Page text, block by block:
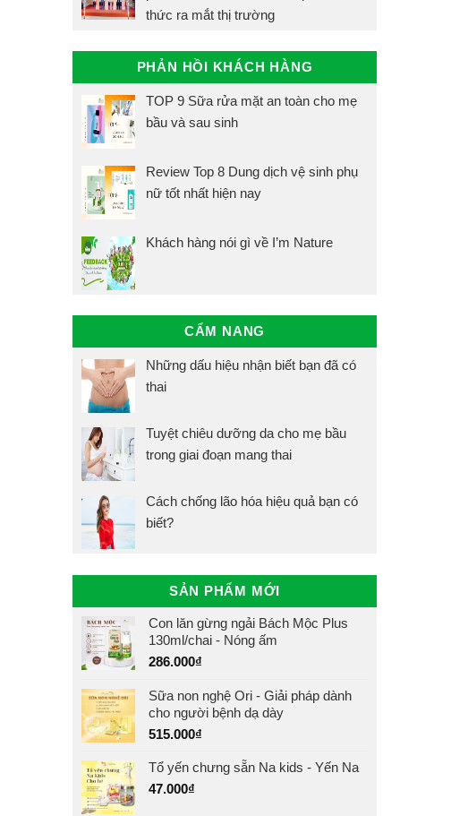
thức ra mắt thị trường
PHẢN HỒI KHÁCH HÀNG
TOP 9 Sữa rửa mặt an toàn cho mẹ
bầu và sau sinh
Review Top 8 Dung dịch vệ sinh phụ
nữ tốt nhất hiện nay
Khách hàng nói gì về I’m Nature
CẨM NANG
Những dấu hiệu nhận biết bạn đã có
thai
Tuyệt chiêu dưỡng da cho mẹ bầu
trong giai đoạn mang thai
Cách chống lão hóa hiệu quả bạn có
biết?
SẢN PHẨM MỚI
Con lăn gừng ngải Bách Mộc Plus
130ml/chai - Nóng ấm
286.000₫
Sữa non nghệ Ori - Giải pháp dành
cho người bệnh dạ dày
515.000₫
Tổ yến chưng sẵn Na kids - Yến Na
47.000₫